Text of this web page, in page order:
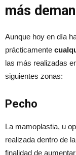
más
Aunque hoy en día
prácticamente
las más realizadas
siguientes zonas:
Pecho
La mamoplastia, u
realizada dentro de la
finalidad de